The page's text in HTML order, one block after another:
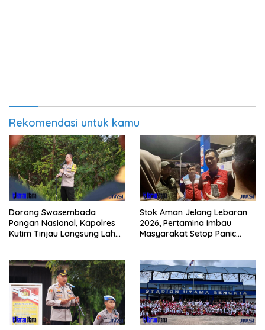
Rekomendasi untuk kamu
Dorong Swasembada
Pangan Nasional, Kapolres
Kutim Tinjau Langsung Lahan
Stok Aman Jelang Lebaran
2026, Pertamina Imbau
Masyarakat Setop Panic